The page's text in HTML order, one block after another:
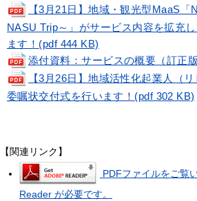
【3月21日】地域・観光型MaaS
NASU Trip～」がサービス内容を拡充
ます！(pdf 444 KB)
添付資料：サービスの概要（訂正
【3月26日】地域活性化起業人（
委嘱状交付式を行います！(pdf 302 KB)
【関連リンク】
PDFファイルをご覧
Reader が必要です。